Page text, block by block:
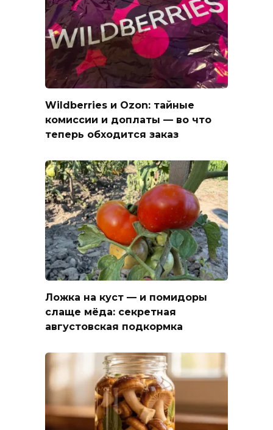
Wildberries и Ozon: тайные
комиссии и доплаты — во что
теперь обходится заказ
Ложка на куст — и помидоры
слаще мёда: секретная
августовская подкормка